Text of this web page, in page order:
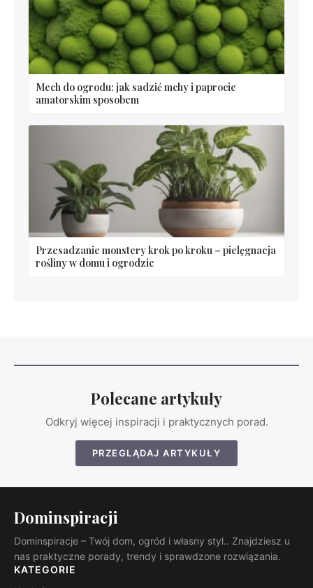
Mech do ogrodu: jak sadzić mchy i paprocie
amatorskim sposobem
Przesadzanie monstery krok po kroku – pielęgnacja
rośliny w domu i ogrodzie
Polecane artykuły
Odkryj więcej inspiracji i praktycznych porad.
PRZEGLĄDAJ ARTYKUŁY
Dominspiracji
Dominspiracje – Twój dom, ogród i własny styl.. Znajdziesz u
nas praktyczne porady, trendy i sprawdzone rozwiązania.
KATEGORIE